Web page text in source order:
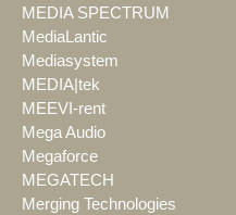
MEDIA SPECTRUM
MediaLantic
Mediasystem
MEDIA|tek
MEEVI-rent
Mega Audio
Megaforce
MEGATECH
Merging Technologies